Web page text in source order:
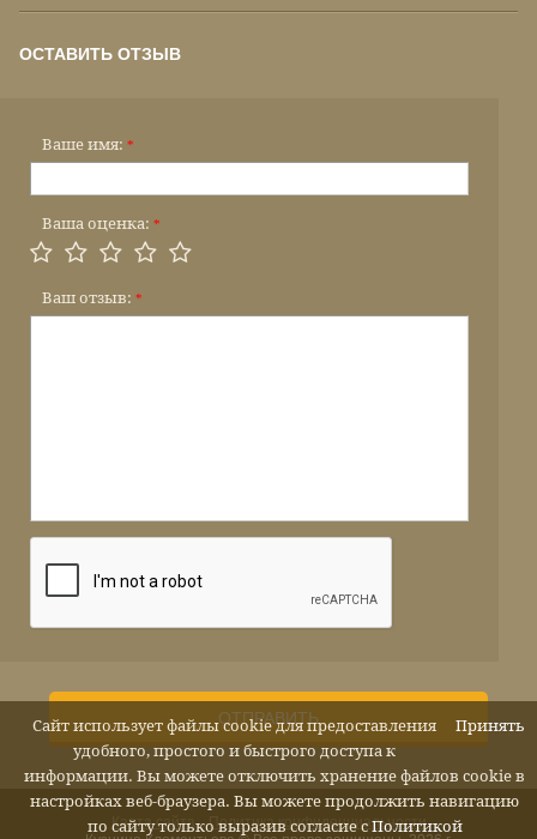
ОСТАВИТЬ ОТЗЫВ
Ваше имя: *
Ваша оценка: *
Ваш отзыв: *
ОТПРАВИТЬ
Карта сайта Политика конфиденциальности
Принять
Сайт использует файлы cookie для предоставления
удобного, простого и быстрого доступа к
информации. Вы можете отключить хранение файлов cookie в
настройках веб-браузера. Вы можете продолжить навигацию
по сайту только выразив согласие с Политикой